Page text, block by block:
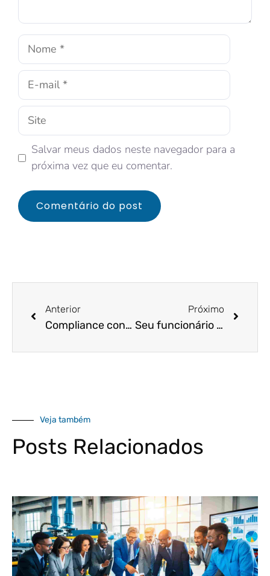
Salvar meus dados neste navegador para a
próxima vez que eu comentar.
Anterior
Compliance contábil: saiba a sua importância para as empresas.
Próximo
Seu funcionário se acidentou trabalhando no home office? Entenda o que você deve fazer!
Veja também
Posts Relacionados